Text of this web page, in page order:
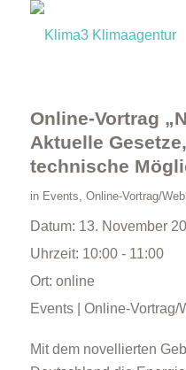
Online-Vortrag
Aktuelle
technische
in Events, Online-Vortrag/
Datum: 13. November
Uhrzeit: 10:00 - 11:00
Ort: online
Events | Online-Vortrag/
Mit dem novellierten